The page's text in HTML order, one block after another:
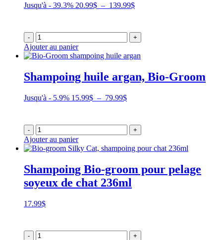
Jusqu'à - 39.3% 20.99$ – 139.99$Plage
20.99$
à
- +
Ajouter au panier
Shampoing huile argan, Bio-Groom
Jusqu'à - 5.9% 15.99$ – 79.99$Plage
15.99$
à
- +
Ajouter au panier
Shampoing Bio-groom pour pelage
soyeux de chat 236ml
17.99$
- +